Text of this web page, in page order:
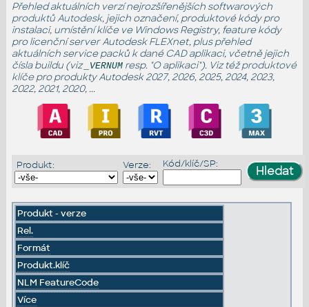
Přehled aktuálních verzí nejrozšířenějších softwarových
produktů Autodesk, jejich označení, produktové kódy pro
instalaci, umístění klíče ve Windows Registry, feature kódy
pro licenční server Autodesk FLEXnet, plus přehled
aktuálních service packů k dané CAD aplikaci, včetně jejich
čísla buildu (viz _VERNUMresp. "O aplikaci"). Viz téžproduktové
klíčepro produkty Autodesk 2027, 2026, 2025, 2024, 2023,
2022, 2021, 2020, ...
Produkt: Verze: Kód/klíč/SP:
Produkt - verze
Rel.
Formát
Produkt.klíč
NLM FeatureCode
Více